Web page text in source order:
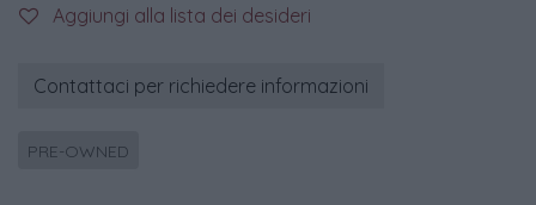
Aggiungi alla lista dei desideri
Contattaci per richiedere informazioni
PRE-OWNED